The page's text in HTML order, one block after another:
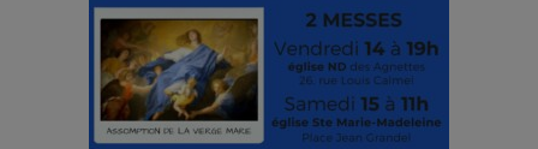
Je suis nouvelle/nouveau
Demander un acte de baptême
Quête, Offrandes de Messes, Dons, Denier
de l’Eglise (dîme) et Legs